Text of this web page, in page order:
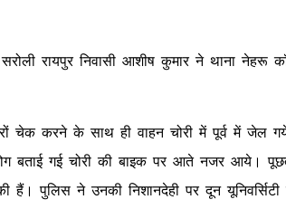
रायपुर निवासी आशीष कुमार ने थाना नेहरू
करने के साथ ही वाहन चोरी में पूर्व में जेल गये
बताई गई चोरी की बाइक पर आते नजर आये।
हैं। पुलिस ने उनकी निशानदेही पर दून